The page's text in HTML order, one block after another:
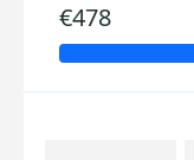
€478